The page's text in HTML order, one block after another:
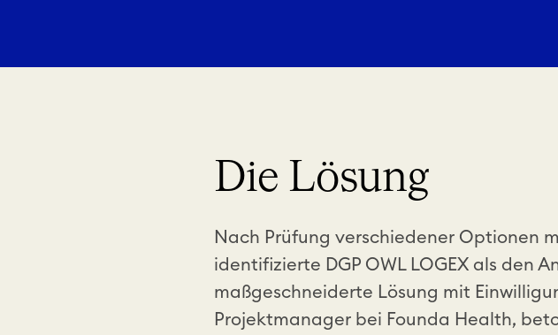
Die Lösung
Nach Prüfung verschiedener Optionen
identifizierte DGP OWL LOGEX als den
maßgeschneiderte Lösung mit
Projektmanager bei Founda Health,